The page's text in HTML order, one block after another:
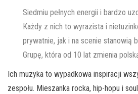
Siedmiu pełnych energii i bardzo
Każdy z nich to wyrazista i
prywatnie, jak i na scenie stanowią
Grupę, która od 10 lat zmienia
Ich muzyka to wypadkowa inspiracji
zespołu. Mieszanka rocka, hip-hopu i